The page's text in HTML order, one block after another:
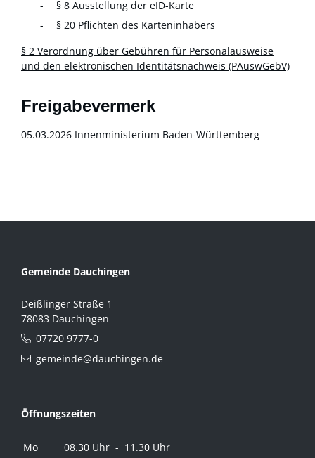
§ 8 Ausstellung der eID-Karte
§ 20 Pflichten des Karteninhabers
§ 2 Verordnung über Gebühren für Personalausweise
und den elektronischen Identitätsnachweis (PAuswGebV)
Freigabevermerk
05.03.2026 Innenministerium Baden-Württemberg
Gemeinde Dauchingen
Deißlinger Straße 1
78083 Dauchingen
07720 9777-0
gemeinde@dauchingen.de
Öffnungszeiten
Mo
08.30 Uhr - 11.30 Uhr